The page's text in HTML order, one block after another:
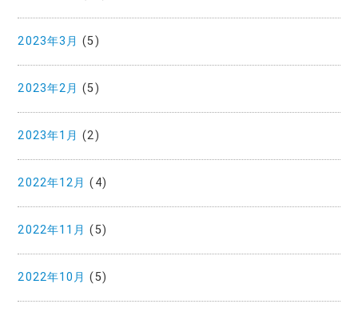
2023年3月 (5)
2023年2月 (5)
2023年1月 (2)
2022年12月 (4)
2022年11月 (5)
2022年10月 (5)